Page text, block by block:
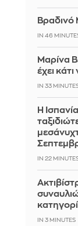
IN 46
Μαρίνα
έχει
IN 33
Η
IN 22
IN 3 MINUTES